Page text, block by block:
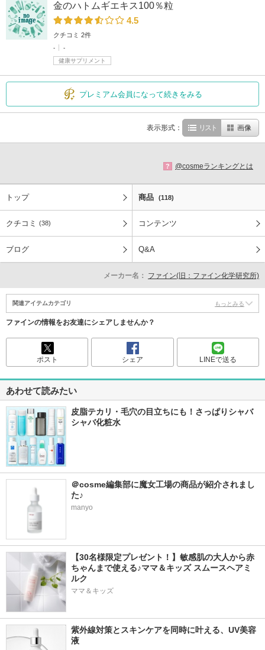
金のハトムギエキス100％粒
4.5
クチコミ 2件
-
-
健康サプリメント
プレミアム会員になって続きをみる
表示形式： リスト 画像
? @cosmeランキングとは
トップ 商品 (118)
クチコミ (38) コンテンツ
ブログ Q&A
メーカー名： ファイン(旧：ファイン化学研究所)
関連アイテムカテゴリ もっとみる
ファインの情報をお友達にシェアしませんか？
ポスト シェア LINEで送る
あわせて読みたい
皮脂テカリ・毛穴の目立ちにも！さっぱりシャバ
シャバ化粧水
＠cosme編集部に魔女工場の商品が紹介されまし
た♪
manyo
【30名様限定プレゼント！】敏感肌の大人から赤
ちゃんまで使える♪ママ＆キッズ スムースヘアミ
ルク
ママ＆キッズ
紫外線対策とスキンケアを同時に叶える、UV美容
液